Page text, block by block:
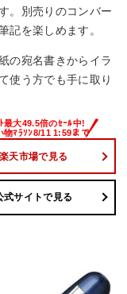
。別売りのコンバー
記を楽しめます。
の宛名書きからイラ
使う方でも手に取り
楽天市場で見る
式サイトで見る